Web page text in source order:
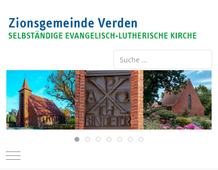
Suche ...
Type 2 or more characters for
Mobile Menu Toggle